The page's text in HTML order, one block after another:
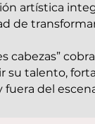
artística
de
cabezas”
talento,
del